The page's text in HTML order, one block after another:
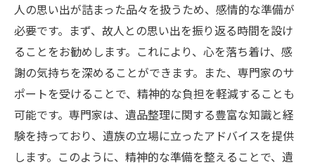
思い出を慈しむ遺品の選び方
感情に寄り添う整理のステップ
写真や記念品の保存方法
思い出の品を家族で共有する価値
遺品を未来に活かす方法
心に残る思い出をどう扱うか
遺品整理を安心して進めるためのプロのサポー
人の思い出が詰まった品々を扱うため、感情的な準備が
必要です。まず、故人との思い出を振り返る時間を設け
ることをお勧めします。これにより、心を落ち着け、感
謝の気持ちを深めることができます。また、専門家のサ
ポートを受けることで、精神的な負担を軽減することも
可能です。専門家は、遺品整理に関する豊富な知識と経
験を持っており、遺族の立場に立ったアドバイスを提供
します。このように、精神的な準備を整えることで、遺